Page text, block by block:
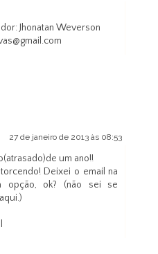
Jhonatan Weverson
27 de janeiro de 2013 às 08:53
um ano!!
Deixei o email na
opção, ok? (não sei se